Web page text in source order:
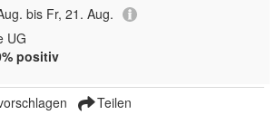
bis Fr, 21. Aug.
UG
positiv
Teilen